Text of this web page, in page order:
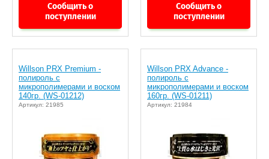
Сообщить о
поступлении
Сообщить о
поступлении
Willson PRX Premium -
полироль c
микрополимерами и воском
140гр. (WS-01212)
Артикул: 21985
Willson PRX Advance -
полироль c
микрополимерами и воском
160гр. (WS-01211)
Артикул: 21984